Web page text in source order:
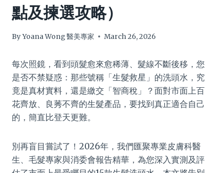
點及揀選攻略）
ByYoana Wong 醫美專家 March 26, 2026
每次照鏡，看到頭髮愈來愈稀薄、髮線不斷後移，您
是否不禁疑惑：那些號稱「生髮救星」的洗頭水，究
竟是真材實料，還是繳交「智商稅」？面對市面上百
花齊放、良莠不齊的生髮產品，要找到真正適合自己
的，簡直比登天更難。
別再盲目嘗試了！2026年，我們匯聚專業皮膚科醫
生、毛髮專家與消委會報告精華，為您深入實測及評